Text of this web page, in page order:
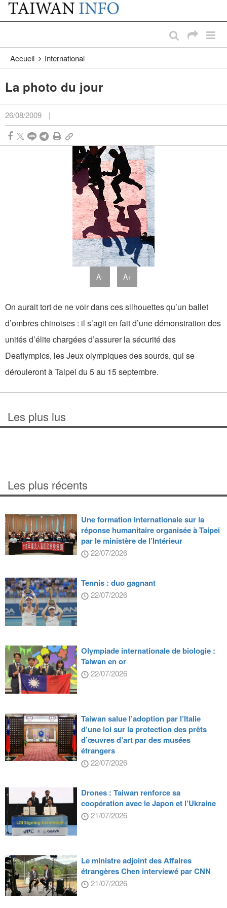
Passer au contenu principal
:::
Accueil International
La photo du jour
26/08/2009 |
A- A+
On aurait tort de ne voir dans ces silhouettes qu’un ballet
d’ombres chinoises : il s’agit en fait d’une démonstration des
unités d’élite chargées d’assurer la sécurité des
Deaflympics, les Jeux olympiques des sourds, qui se
dérouleront à Taipei du 5 au 15 septembre.
Les plus lus
Les plus récents
Une formation internationale sur la
réponse humanitaire organisée à Taipei
par le ministère de l’Intérieur
22/07/2026
Tennis : duo gagnant
22/07/2026
Olympiade internationale de biologie :
Taiwan en or
22/07/2026
Taiwan salue l’adoption par l’Italie
d’une loi sur la protection des prêts
d’œuvres d’art par des musées
étrangers
22/07/2026
Drones : Taiwan renforce sa
coopération avec le Japon et l’Ukraine
21/07/2026
Le ministre adjoint des Affaires
étrangères Chen interviewé par CNN
21/07/2026